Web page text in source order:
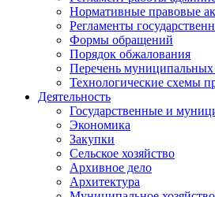
Нормативные правовые
Регламенты
Формы обращений
Порядок обжалования
Перечень муниципальных
Технологические схемы
Деятельность
Государственные и
Экономика
Закупки
Сельское хозяйство
Архивное дело
Архитектура